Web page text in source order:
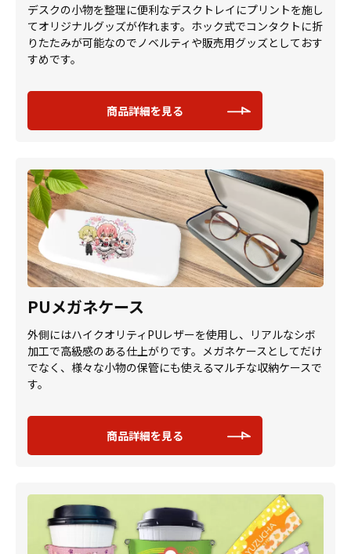
デスクの小物を整理に便利なデスクトレイにプリントを施し
てオリジナルグッズが作れます。ホック式でコンタクトに折
りたたみが可能なのでノベルティや販売用グッズとしておす
すめです。
商品詳細を見る
PUメガネケース
外側にはハイクオリティPUレザーを使用し、リアルなシボ
加工で高級感のある仕上がりです。メガネケースとしてだけ
でなく、様々な小物の保管にも使えるマルチな収納ケースで
す。
商品詳細を見る